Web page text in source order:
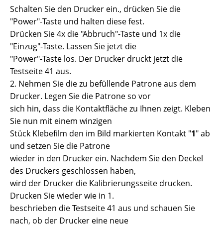
Schalten Sie den Drucker ein., drücken Sie die
"Power"-Taste und halten diese fest.
Drücken Sie 4x die "Abbruch"-Taste und 1x die
"Einzug"-Taste. Lassen Sie jetzt die
"Power"-Taste los. Der Drucker druckt jetzt die
Testseite 41 aus.
2. Nehmen Sie die zu befüllende Patrone aus dem
Drucker. Legen Sie die Patrone so vor
sich hin, dass die Kontaktfläche zu Ihnen zeigt. Kleben
Sie nun mit einem winzigen
Stück Klebefilm den im Bild markierten Kontakt "1" ab
und setzen Sie die Patrone
wieder in den Drucker ein. Nachdem Sie den Deckel
des Druckers geschlossen haben,
wird der Drucker die Kalibrierungsseite drucken.
Drucken Sie wieder wie in 1.
beschrieben die Testseite 41 aus und schauen Sie
nach, ob der Drucker eine neue